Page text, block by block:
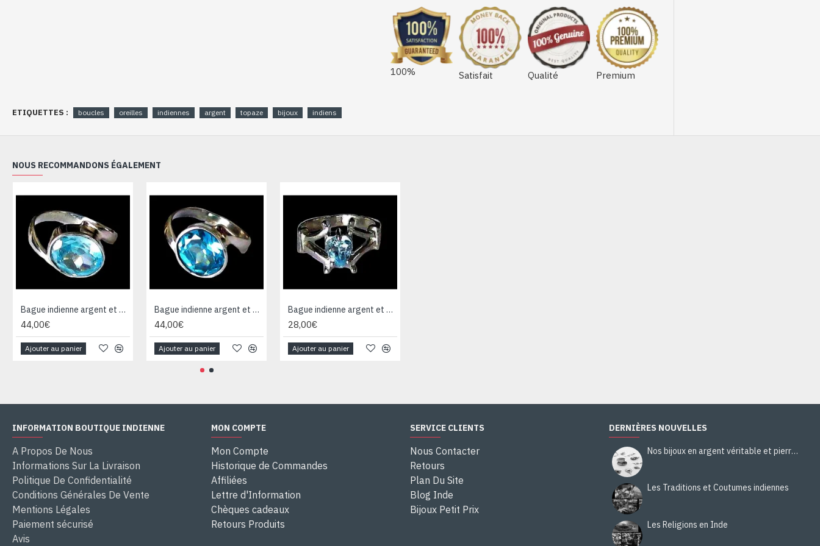
100% Satisfait Qualité Premium
ETIQUETTES : boucles oreilles indiennes argent topaze bijoux indiens
NOUS RECOMMANDONS ÉGALEMENT
Bague indienne argent et Topaze - Bijoux indiens
44,00€
Ajouter au panier
Bague indienne argent et Topaze - Bijoux indiens
44,00€
Ajouter au panier
Bague indienne argent et Topaze - Bijoux indiens
28,00€
Ajouter au panier
INFORMATION BOUTIQUE INDIENNE
A Propos De Nous
Informations Sur La Livraison
Politique De Confidentialité
Conditions Générales De Vente
Mentions Légales
Paiement sécurisé
Avis
MON COMPTE
Mon Compte
Historique de Commandes
Affiliées
Lettre d'Information
Chèques cadeaux
Retours Produits
SERVICE CLIENTS
Nous Contacter
Retours
Plan Du Site
Blog Inde
Bijoux Petit Prix
DERNIÈRES NOUVELLES
Nos bijoux en argent véritable et pierres naturelles
Les Traditions et Coutumes indiennes
Les Religions en Inde